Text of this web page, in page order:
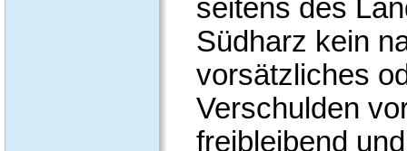
seitens des
Südharz kein
vorsätzliches
Verschulden
freibleibend